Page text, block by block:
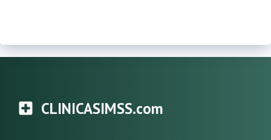
CLINICASIMSS.com